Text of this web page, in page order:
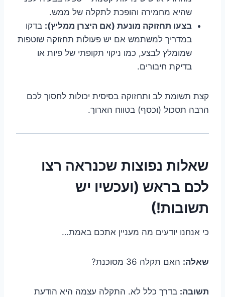
שהיא מחמירה והופכת לתקלה של ממש.
בצעו תחזוקה מונעת (אם היצרן ממליץ): בדקו
במדריך למשתמש אם יש פעולות תחזוקה שוטפות
שמומלץ לבצע, כמו ניקוי תקופתי של פיות או
בדיקת חיבורים.
קצת תשומת לב ותחזוקה בסיסית יכולות לחסוך לכם
הרבה תסכול (וכסף) בטווח הארוך.
שאלות נפוצות שכנראה רצו
לכם בראש (ועכשיו יש
תשובות!)
כי אנחנו יודעים מה מעניין אתכם באמת…
שאלה: האם תקלה 36 מסוכנת?
תשובה: בדרך כלל לא. התקלה עצמה היא הודעת